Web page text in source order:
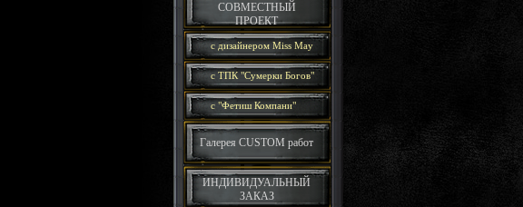
СОВМЕСТНЫЙ
ПРОЕКТ
с дизайнером Miss May
с ТПК "Сумерки Богов"
c "Фетиш Компани"
Галерея CUSTOM работ
ИНДИВИДУАЛЬНЫЙ
ЗАКАЗ